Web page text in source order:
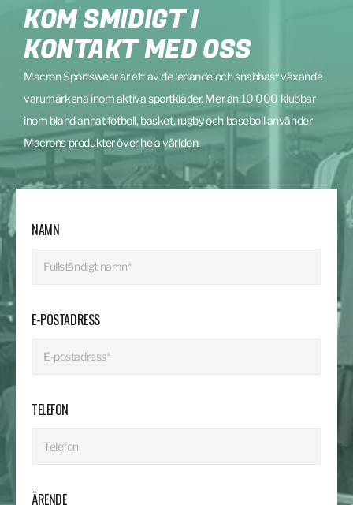
KOM SMIDIGT I
KONTAKT MED OSS
Macron Sportswear är ett av de ledande och snabbast växande
varumärkena inom aktiva sportkläder. Mer än 10 000 klubbar
inom bland annat fotboll, basket, rugby och baseboll använder
Macrons produkter över hela världen.
NAMN
E-POSTADRESS
TELEFON
ÄRENDE